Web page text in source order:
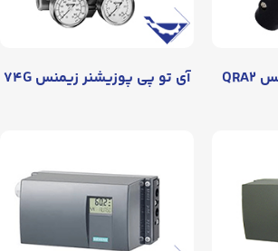
آی تو پی پوزیشنر زیمنس ۷۴G